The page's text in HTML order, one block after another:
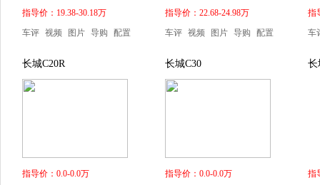
指导价：19.38-30.18万
车评 视频 图片 导购 配置
指导价：22.68-24.98万
车评 视频 图片 导购 配置
指
车
长城C20R
指导价：0.0-0.0万
长城C30
指导价：0.0-0.0万
长
指